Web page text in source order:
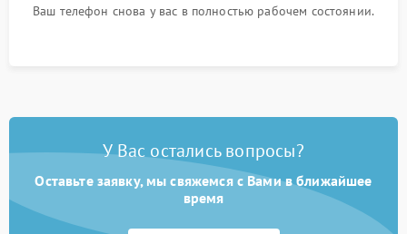
Ваш телефон снова у вас в полностью рабочем состоянии.
У Вас остались вопросы?
Оставьте заявку, мы свяжемся с Вами в ближайшее
время